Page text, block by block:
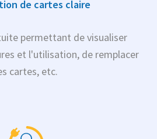
de cartes claire
permettant de visualiser
et l'utilisation, de remplacer
cartes, etc.